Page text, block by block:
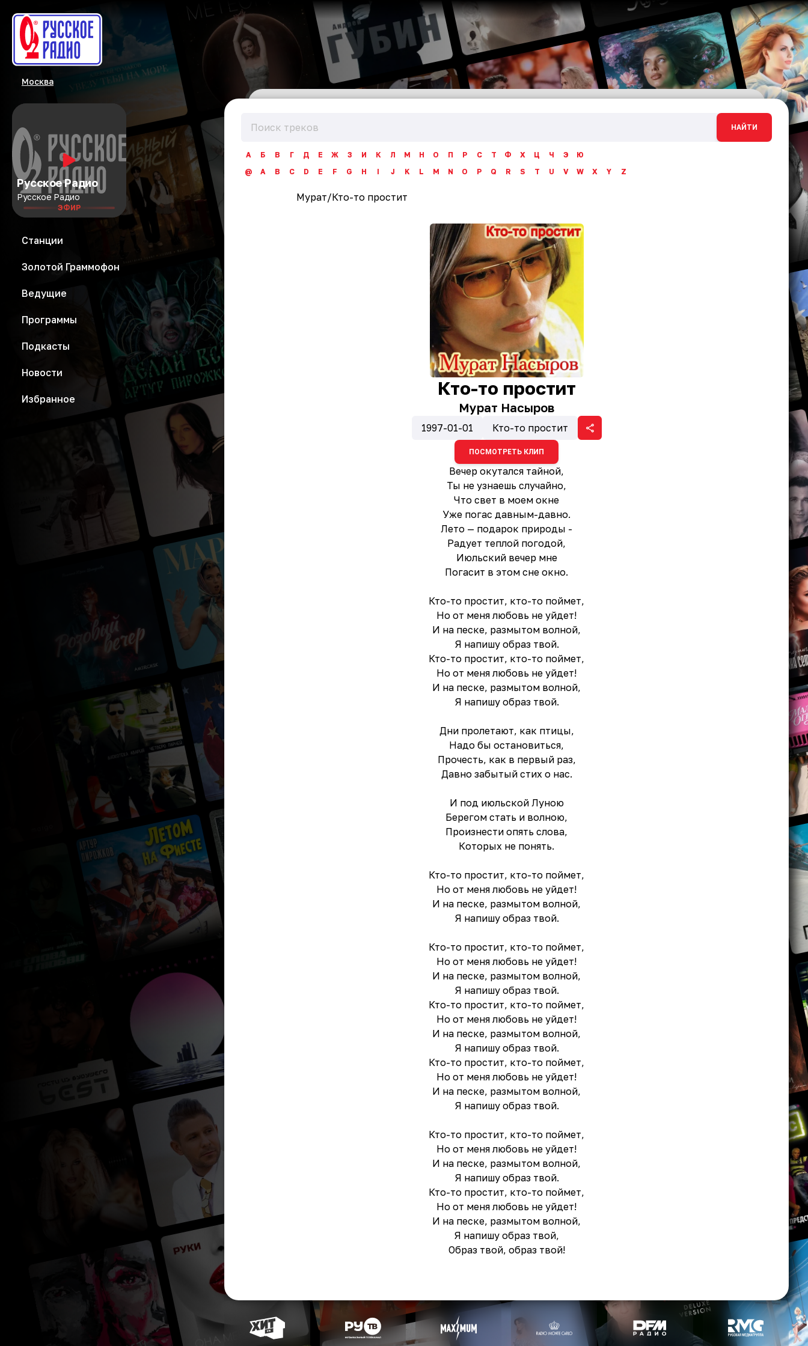
Москва
Русское Радио
Русское Радио
ЭФИР
Станции
Золотой Граммофон
Ведущие
Программы
Подкасты
Новости
Избранное
НАЙТИ
А Б В Г Д Е Ж З И К Л М Н О П Р С Т Ф Х Ц Ч Э
Ю
@
A B C D E F G H I J K L M N O P Q R S T U V W X Y Z
Мурат/Кто-то простит
Кто-то простит
Мурат Насыров
1997-01-01 Кто-то простит
ПОСМОТРЕТЬ КЛИП
Вечер окутался тайной,
Ты не узнаешь случайно,
Что свет в моем окне
Уже погас давным-давно.
Лето — подарок природы -
Радует теплой погодой,
Июльский вечер мне
Погасит в этом сне окно.
Кто-то простит, кто-то поймет,
Но от меня любовь не уйдет!
И на песке, размытом волной,
Я напишу образ твой.
Кто-то простит, кто-то поймет,
Но от меня любовь не уйдет!
И на песке, размытом волной,
Я напишу образ твой.
Дни пролетают, как птицы,
Надо бы остановиться,
Прочесть, как в первый раз,
Давно забытый стих о нас.
И под июльской Луною
Берегом стать и волною,
Произнести опять слова,
Которых не понять.
Кто-то простит, кто-то поймет,
Но от меня любовь не уйдет!
И на песке, размытом волной,
Я напишу образ твой.
Кто-то простит, кто-то поймет,
Но от меня любовь не уйдет!
И на песке, размытом волной,
Я напишу образ твой.
Кто-то простит, кто-то поймет,
Но от меня любовь не уйдет!
И на песке, размытом волной,
Я напишу образ твой.
Кто-то простит, кто-то поймет,
Но от меня любовь не уйдет!
И на песке, размытом волной,
Я напишу образ твой.
Кто-то простит, кто-то поймет,
Но от меня любовь не уйдет!
И на песке, размытом волной,
Я напишу образ твой.
Кто-то простит, кто-то поймет,
Но от меня любовь не уйдет!
И на песке, размытом волной,
Я напишу образ твой,
Образ твой, образ твой!